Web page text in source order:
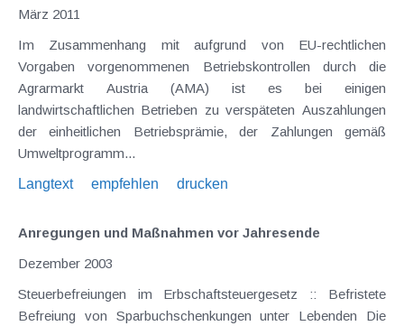
März 2011
Im Zusammenhang mit aufgrund von EU-rechtlichen
Vorgaben vorgenommenen Betriebskontrollen durch die
Agrarmarkt Austria (AMA) ist es bei einigen
landwirtschaftlichen Betrieben zu verspäteten Auszahlungen
der einheitlichen Betriebsprämie, der Zahlungen gemäß
Umweltprogramm...
Langtext
empfehlen drucken
Anregungen und Maßnahmen vor Jahresende
Dezember 2003
Steuerbefreiungen im Erbschaftsteuergesetz :: Befristete
Befreiung von Sparbuchschenkungen unter Lebenden Die